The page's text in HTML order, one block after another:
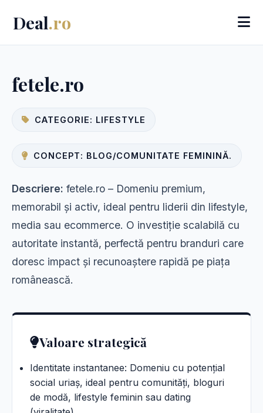
Deal.ro
fetele.ro
CATEGORIE: LIFESTYLE
CONCEPT: BLOG/COMUNITATE FEMININĂ.
Descriere: fetele.ro – Domeniu premium,
memorabil și activ, ideal pentru liderii din lifestyle,
media sau ecommerce. O investiție scalabilă cu
autoritate instantă, perfectă pentru branduri care
doresc impact și recunoaștere rapidă pe piața
românească.
Valoare strategică
Identitate instantanee: Domeniu cu potențial
social uriaș, ideal pentru comunități, bloguri
de modă, lifestyle feminin sau dating